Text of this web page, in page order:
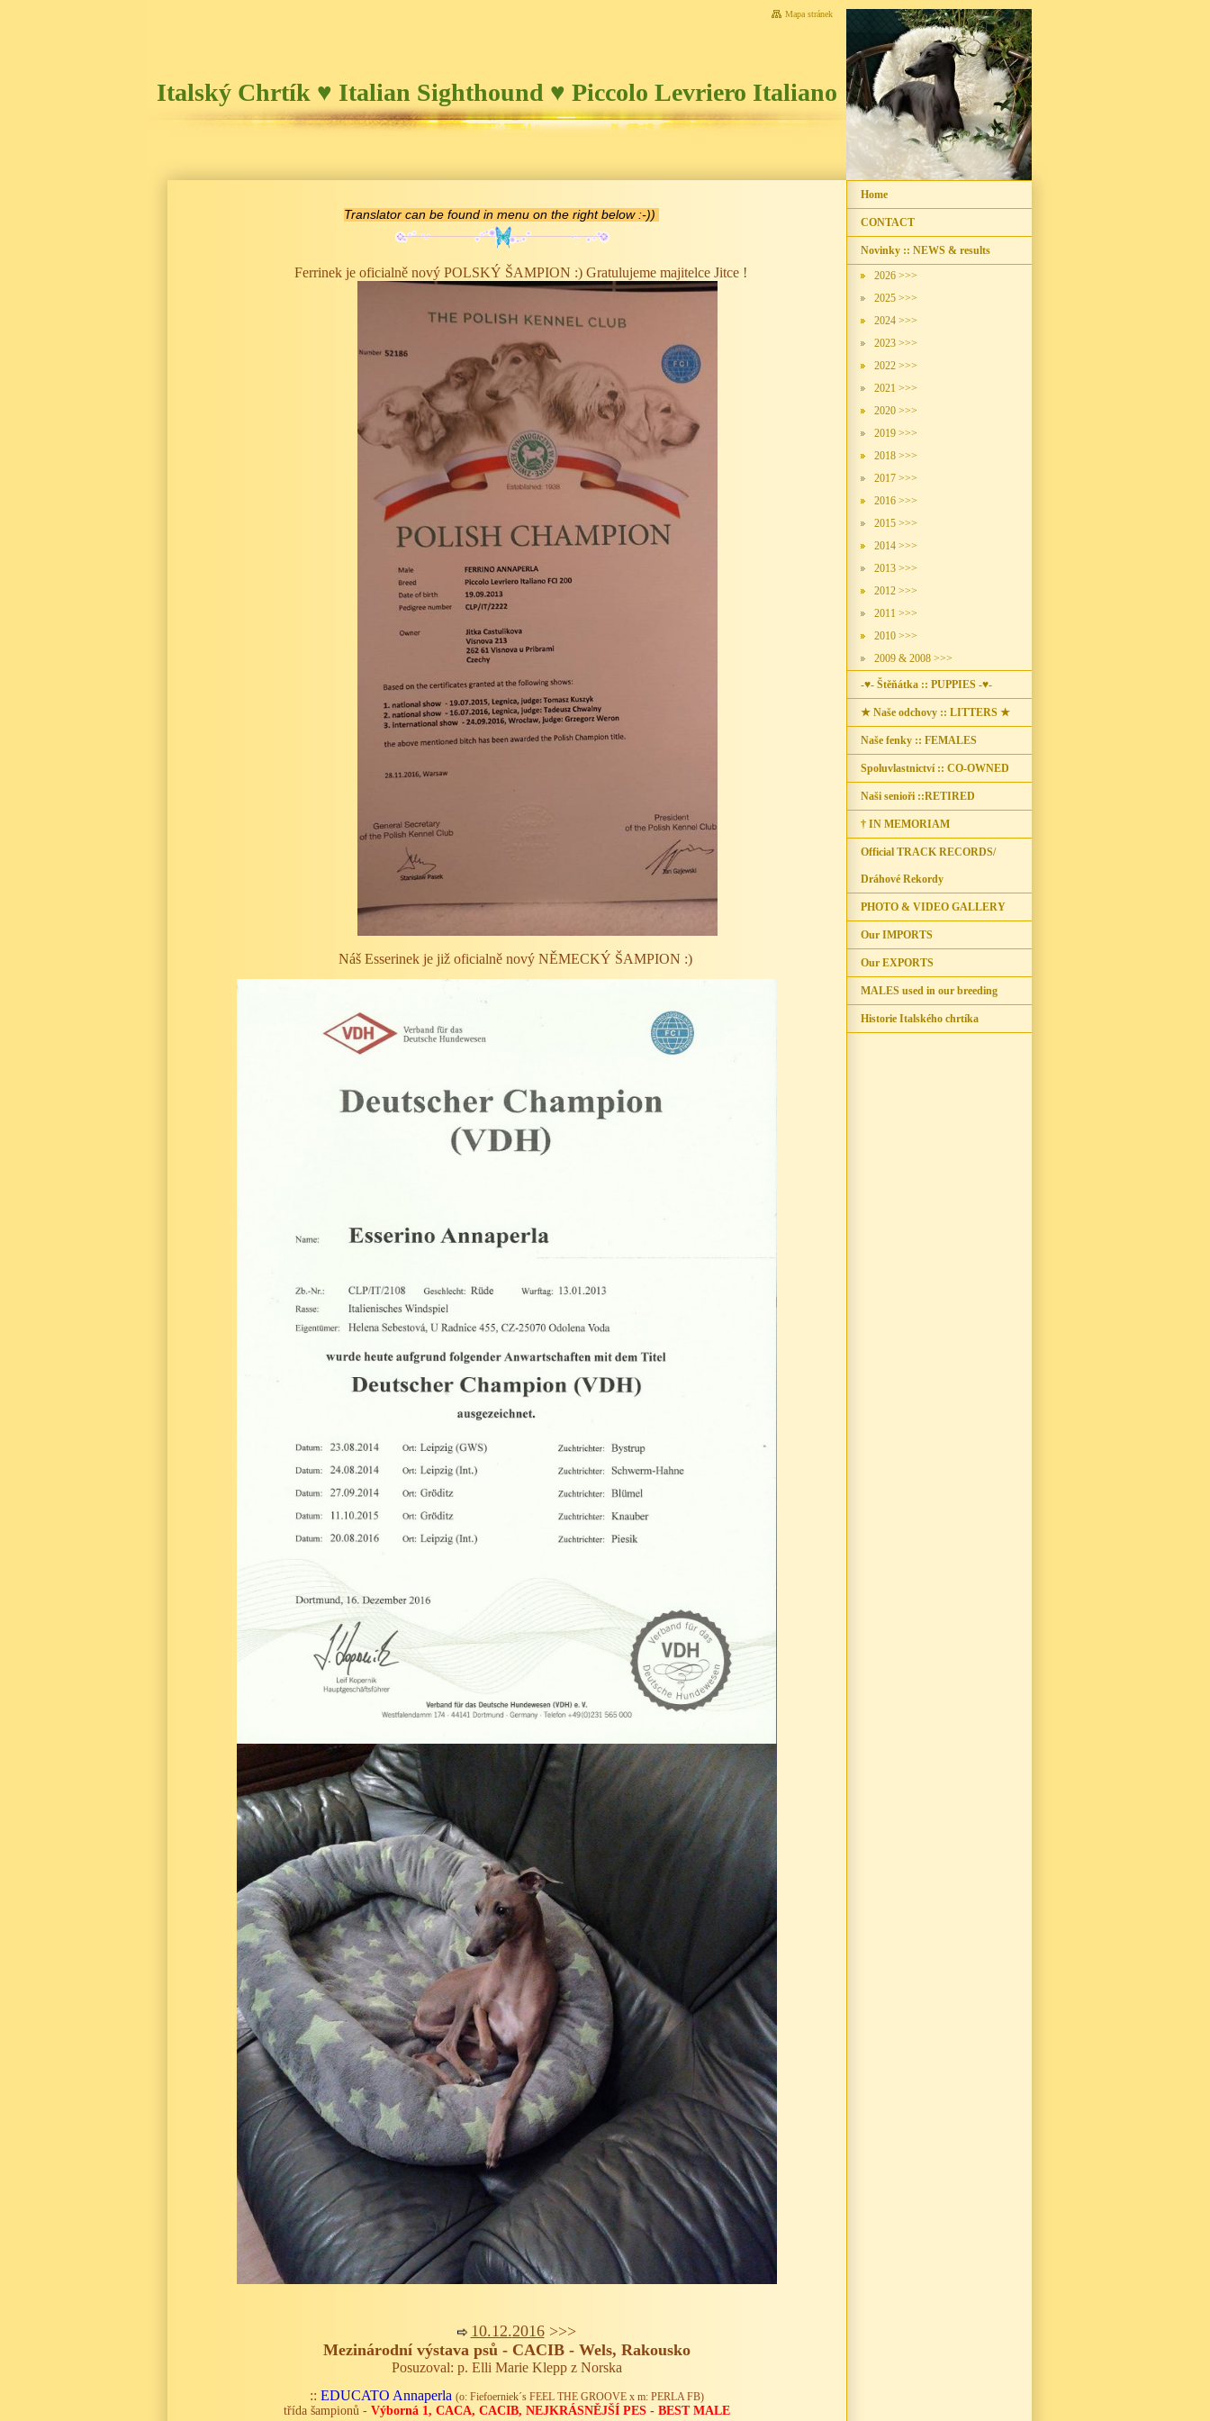
Italský Chrtík ♥ Italian Sighthound ♥ Piccolo Levriero Italiano
Mapa stránek
Translator can be found in menu on the right below :-))
Ferrinek je oficialně nový POLSKÝ ŠAMPION :) Gratulujeme majitelce Jitce !
Náš Esserinek je již oficialně nový NĚMECKÝ ŠAMPION :)
10.12.2016>>>
Mezinárodní výstava psů - CACIB - Wels, Rakousko
Posuzoval: p. Elli Marie Klepp z Norska
:: EDUCATO Annaperla (o: Fiefoerniek´s FEEL THE GROOVE x m: PERLA FB)
třída šampionů - Výborná 1, CACA, CACIB, NEJKRÁSNĚJŠÍ PES - BEST MALE
Home
CONTACT
Novinky :: NEWS & results
2026 >>>
2025 >>>
2024 >>>
2023 >>>
2022 >>>
2021 >>>
2020 >>>
2019 >>>
2018 >>>
2017 >>>
2016 >>>
2015 >>>
2014 >>>
2013 >>>
2012 >>>
2011 >>>
2010 >>>
2009 & 2008 >>>
-♥- Štěňátka :: PUPPIES -♥-
★ Naše odchovy :: LITTERS ★
Naše fenky :: FEMALES
Spoluvlastnictví :: CO-OWNED
Naši senioři ::RETIRED
† IN MEMORIAM
Official TRACK RECORDS/
Dráhové Rekordy
PHOTO & VIDEO GALLERY
Our IMPORTS
Our EXPORTS
MALES used in our breeding
Historie Italského chrtíka